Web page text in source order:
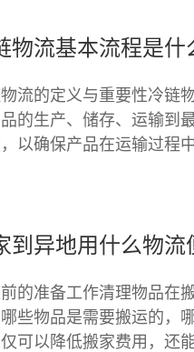
物流基本流程是什
流的定义与重要性冷链
的生产、储存、运输到
以确保产品在运输过程
到异地用什么物流
的准备工作清理物品在
些物品是需要搬运的，
可以降低搬家费用，还